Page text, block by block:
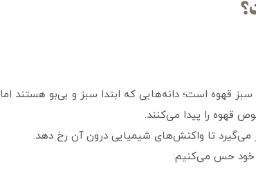
قهوه است؛ دانه‌هایی که ابتدا سبز و بی‌بو هستند اما
قهوه را پیدا می‌کنند.
می‌گیرد تا واکنش‌های شیمیایی درون آن رخ دهد.
خود حس می‌کنیم: